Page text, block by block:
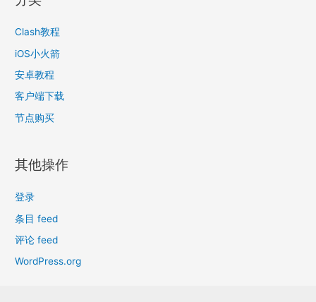
Clash教程
iOS小火箭
安卓教程
客户端下载
节点购买
其他操作
登录
条目 feed
评论 feed
WordPress.org